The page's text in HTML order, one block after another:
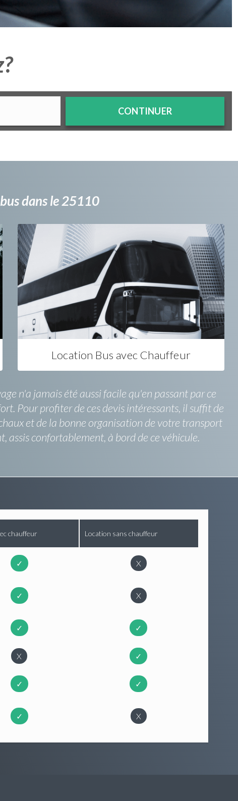
CONTINUER
dans le 25110
Location Bus avec Chauffeur
n'a jamais été aussi facile qu'en passant par ce
Pour profiter de ces devis intéressants, il suffit de
et de la bonne organisation de votre transport
confortablement, à bord de ce véhicule.
chauffeur Location sans chauffeur
✓ X
✓ X
✓ ✓
X ✓
✓ ✓
✓ X